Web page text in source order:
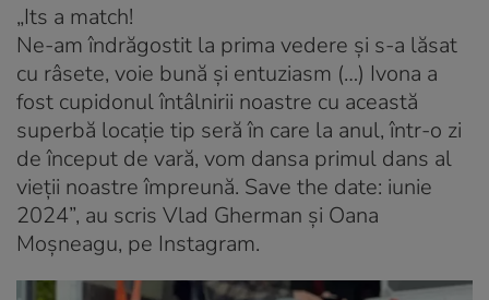
„Its a match!
Ne-am îndrăgostit la prima vedere și s-a lăsat
cu râsete, voie bună și entuziasm (…) Ivona a
fost cupidonul întâlnirii noastre cu această
superbă locație tip seră în care la anul, într-o zi
de început de vară, vom dansa primul dans al
vieții noastre împreună. Save the date: iunie
2024”, au scris Vlad Gherman și Oana
Moșneagu, pe Instagram.